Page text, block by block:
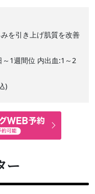
を引き上げ肌質を改善
1週間位 内出血:1～2
)
ー